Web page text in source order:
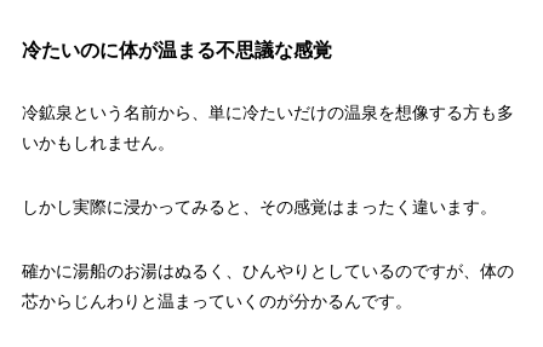
冷たいのに体が温まる不思議な感覚
冷鉱泉という名前から、単に冷たいだけの温泉を想像する方も多
いかもしれません。
しかし実際に浸かってみると、その感覚はまったく違います。
確かに湯船のお湯はぬるく、ひんやりとしているのですが、体の
芯からじんわりと温まっていくのが分かるんです。